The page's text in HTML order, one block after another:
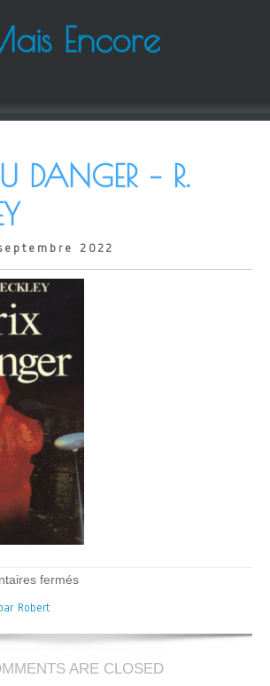
Encore
DANGER – R.
2022
ferméssur
danger
R.
Sheckley
Robert
ARE CLOSED